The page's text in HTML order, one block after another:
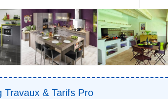
Travaux & Tarifs Pro